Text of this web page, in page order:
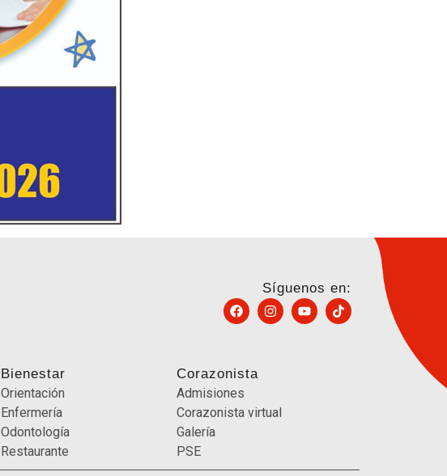
Síguenos en:
Bienestar
Orientación
Enfermería
Odontología
Restaurante
Corazonista
Admisiones
Corazonista virtual
Galería
PSE